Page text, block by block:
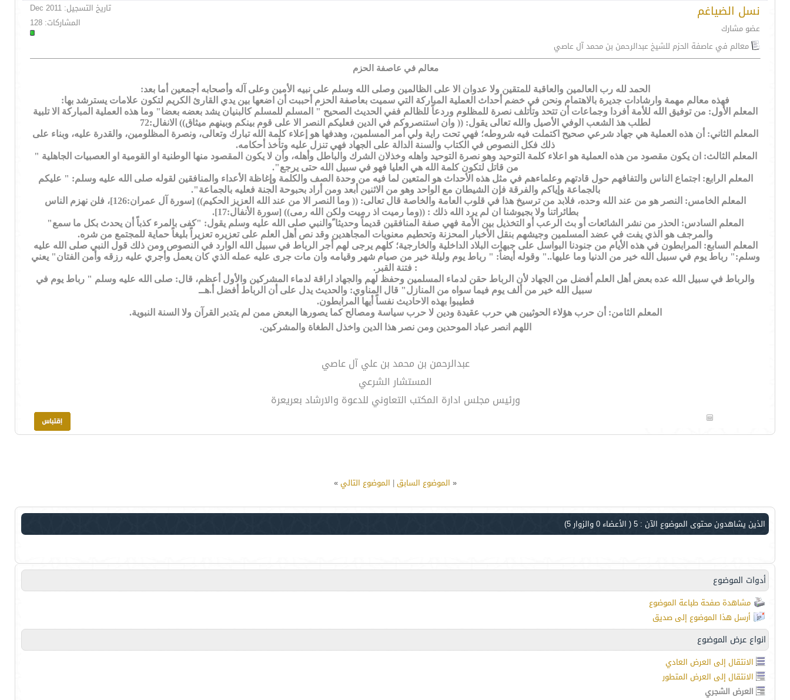
نسل الضياغم
عضو مشارك
تاريخ التسجيل: Dec 2011
المشاركات: 128
معالم في عاصفة الحزم للشيخ عبدالرحمن بن محمد آل عاصي
معالم في عاصفة الحزم
الحمد لله رب العالمين والعاقبة للمتقين ولا عدوان الا على الظالمين وصلى الله وسلم على نبيه الأمين وعلى آله وأصحابه أجمعين أما بعد:
فهذه معالم مهمة وارشادات جديرة بالاهتمام ونحن في خضم أحداث العملية المباركة التي سميت بعاصفة الحزم أحببت أن اضعها بين يدي القارئ الكريم لتكون علامات يسترشد بها:
المعلم الأول: من توفيق الله للأمة أفردا وجماعات أن تتحد وتأتلف نصرة للمظلوم وردعاً للظالم ففي الحديث الصحيح " المسلم للمسلم كالبنيان يشد بعضه بعضا" وما هذه العملية المباركة الا تلبية
لطلب هذ الشعب الوفي الأصيل والله تعالى يقول: (( وان استنصروكم في الدين فعليكم النصر الا على قوم بينكم وبينهم ميثاق)) الانفال:72
المعلم الثاني: أن هذه العملية هي جهاد شرعي صحيح اكتملت فيه شروطه؛ فهي تحت راية ولي أمر المسلمين، وهدفها هو إعلاء كلمة الله تبارك وتعالى، ونصرة المظلومين، والقدرة عليه، وبناء على
ذلك فكل النصوص في الكتاب والسنة الدالة على الجهاد فهي تنزل عليه وتأخذ أحكامه.
المعلم الثالث: ان يكون مقصود من هذه العملية هو اعلاء كلمة التوحيد وهو نصرة التوحيد واهله وخذلان الشرك والباطل وأهله، وأن لا يكون المقصود منها الوطنية او القومية او العصبيات الجاهلية "
من قاتل لتكون كلمة الله هي العليا فهو في سبيل الله حتى يرجع".
المعلم الرابع: اجتماع الناس والتفافهم حول قادتهم وعلماءهم في مثل هذه الأحداث هو المتعين لما فيه من وحدة الصف والكلمة وإغاظة الأعداء والمنافقين لقوله صلى الله عليه وسلم: " عليكم
بالجماعة وإياكم والفرقة فإن الشيطان مع الواحد وهو من الاثنين أبعد ومن أراد بحبوحة الجنة فعليه بالجماعة".
المعلم الخامس: النصر هو من عند الله وحده، فلابد من ترسيخ هذا في قلوب العامة والخاصة قال تعالى: (( وما النصر الا من عند الله العزيز الحكيم)) [سورة آل عمران:126]، فلن نهزم الناس
بطائراتنا ولا بجيوشنا ان لم يرد الله ذلك : ((وما رميت اذ رميت ولكن الله رمى)) [سورة الأنفال:17].
المعلم السادس: الحذر من نشر الشائعات أو بث الرعب أو التخذيل بين الأمة فهي صفة المنافقين قديماً وحديثا ًوالنبي صلى الله عليه وسلم يقول: "كفى بالمرء كذباً أن يحدث بكل ما سمع"
والمرجف هو الذي يفت في عضد المسلمين وجيشهم بنقل الأخبار المحزنة وتحطيم معنويات المجاهدين وقد نص أهل العلم على تعزيره تعزيراً بليغاً حماية للمجتمع من شره.
المعلم السابع: المرابطون في هذه الأيام من جنودنا البواسل على جبهات البلاد الداخلية والخارجية؛ كلهم يرجى لهم أجر الرباط في سبيل الله الوارد في النصوص ومن ذلك قول النبي صلى الله عليه
وسلم:" رباط يوم في سبيل الله خير من الدنيا وما عليها.." وقوله أيضاً: " رباط يوم وليلة خير من صيام شهر وقيامه وان مات جرى عليه عمله الذي كان يعمل وأجري عليه رزقه وأمن الفتان" يعني
: فتنة القبر.
والرباط في سبيل الله عده بعض أهل العلم أفضل من الجهاد لأن الرباط حقن لدماء المسلمين وحفظ لهم والجهاد اراقة لدماء المشركين والأول أعظم، قال: صلى الله عليه وسلم " رباط يوم في
سبيل الله خير من ألف يوم فيما سواه من المنازل" قال المناوي: والحديث يدل على أن الرباط أفضل أ.هــ
فطيبوا بهذه الاحاديث نفساً أيها المرابطون.
المعلم الثامن: أن حرب هؤلاء الحوثيين هي حرب عقيدة ودين لا حرب سياسة ومصالح كما يصورها البعض ممن لم يتدبر القرآن ولا السنة النبوية.
اللهم انصر عباد الموحدين ومن نصر هذا الدين واخذل الطغاة والمشركين.
عبدالرحمن بن محمد بن علي آل عاصي
المستشار الشرعي
ورئيس مجلس ادارة المكتب التعاوني للدعوة والارشاد بعريعرة
« الموضوع السابق| الموضوع التالي»
الذين يشاهدون محتوى الموضوع الآن : 5 ( الأعضاء 0 والزوار 5)
أدوات الموضوع
مشاهدة صفحة طباعة الموضوع
أرسل هذا الموضوع إلى صديق
انواع عرض الموضوع
الانتقال إلى العرض العادي
الانتقال إلى العرض المتطور
العرض الشجري